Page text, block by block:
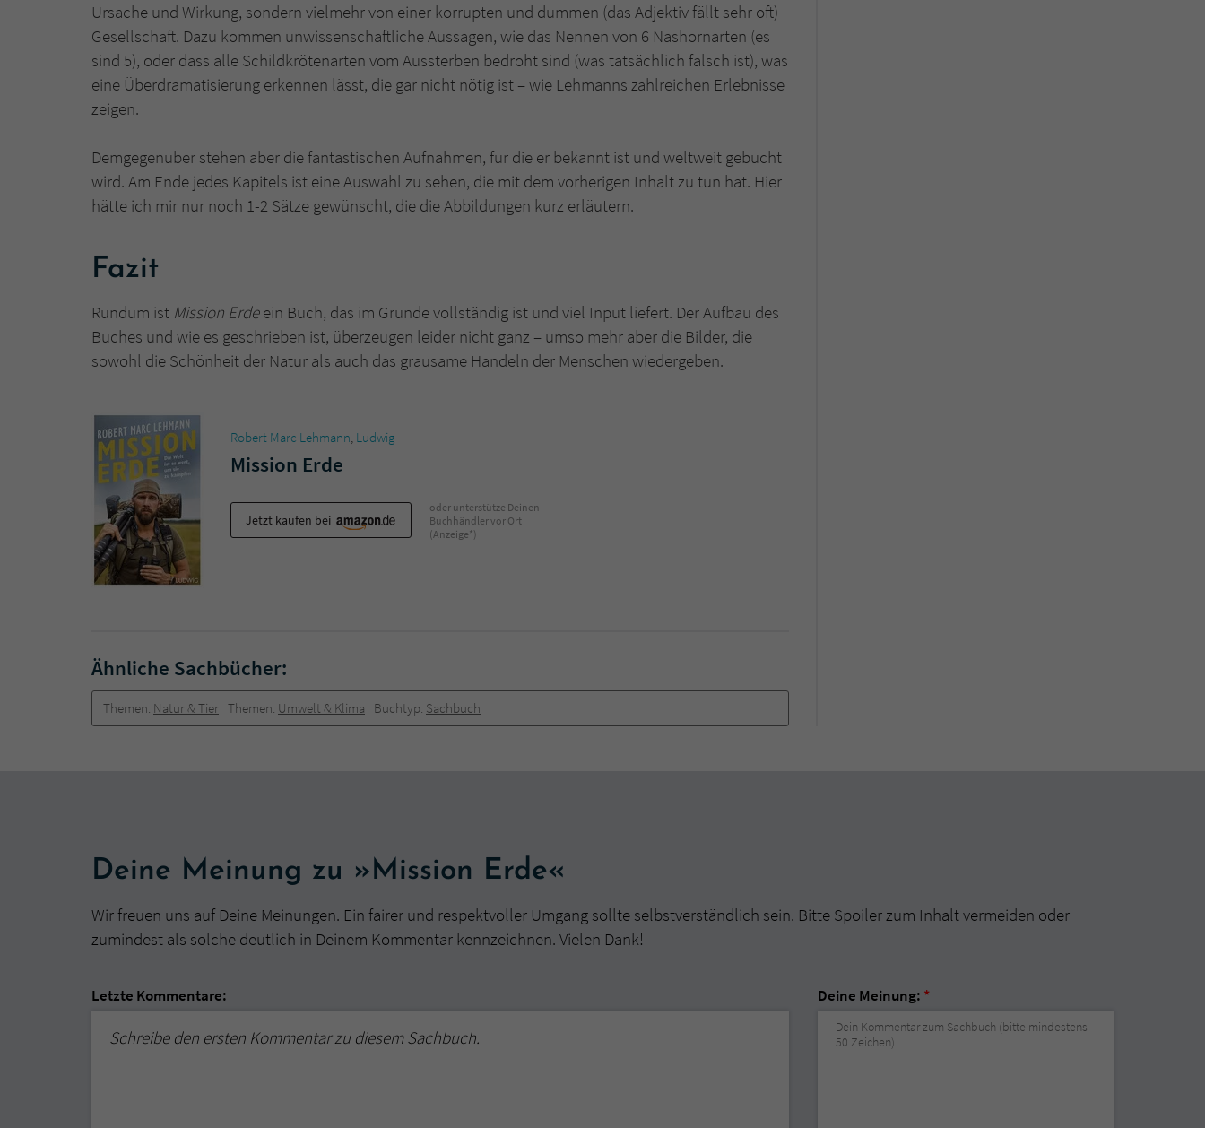
Ursache und Wirkung, sondern vielmehr von einer korrupten und dummen (das Adjektiv fällt sehr oft)
Gesellschaft. Dazu kommen unwissenschaftliche Aussagen, wie das Nennen von 6 Nashornarten (es
sind 5), oder dass alle Schildkrötenarten vom Aussterben bedroht sind (was tatsächlich falsch ist), was
eine Überdramatisierung erkennen lässt, die gar nicht nötig ist – wie Lehmanns zahlreichen Erlebnisse
zeigen.
Demgegenüber stehen aber die fantastischen Aufnahmen, für die er bekannt ist und weltweit gebucht
wird. Am Ende jedes Kapitels ist eine Auswahl zu sehen, die mit dem vorherigen Inhalt zu tun hat. Hier
hätte ich mir nur noch 1-2 Sätze gewünscht, die die Abbildungen kurz erläutern.
Fazit
Rundum ist Mission Erdeein Buch, das im Grunde vollständig ist und viel Input liefert. Der Aufbau des
Buches und wie es geschrieben ist, überzeugen leider nicht ganz – umso mehr aber die Bilder, die
sowohl die Schönheit der Natur als auch das grausame Handeln der Menschen wiedergeben.
Robert Marc Lehmann, Ludwig
Mission Erde
Jetzt kaufen bei
oder unterstütze Deinen
Buchhändler vor Ort
(Anzeige*)
Ähnliche Sachbücher:
Themen: Natur & Tier Themen: Umwelt & Klima Buchtyp: Sachbuch
Deine Meinung zu »Mission Erde«
Wir freuen uns auf Deine Meinungen. Ein fairer und respektvoller Umgang sollte selbstverständlich sein. Bitte Spoiler zum Inhalt vermeiden oder
zumindest als solche deutlich in Deinem Kommentar kennzeichnen. Vielen Dank!
Letzte Kommentare:
Schreibe den ersten Kommentar zu diesem Sachbuch.
Deine Meinung: *